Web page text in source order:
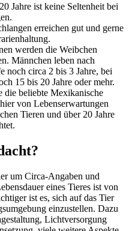
Jahre ist keine Seltenheit bei
erreichen gut und gerne
werden die Weibchen
Männchen leben nach
noch circa 2 bis 3 Jahre, bei
15 bis 20 Jahre oder mehr.
die beliebte Mexikanische
von Lebenserwartungen
Tieren und über 20 Jahre
um Circa-Angaben und
eines Tieres ist von
ist es, sich auf das Tier
einzustellen. Dazu
Lichtversorgung